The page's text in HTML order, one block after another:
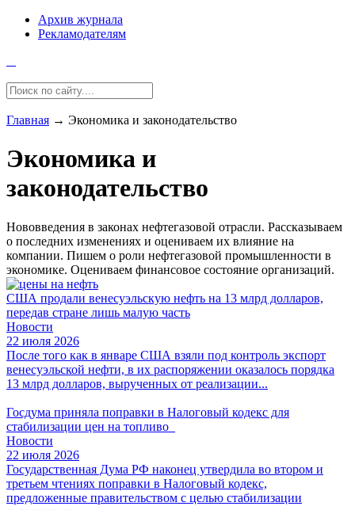
Архив журнала
Рекламодателям
Главная → Экономика и законодательство
Экономика и
законодательство
Нововведения в законах нефтегазовой отрасли. Рассказываем
о последних изменениях и оцениваем их влияние на
компании. Пишем о роли нефтегазовой промышленности в
экономике. Оцениваем финансовое состояние организаций.
США продали венесуэльскую нефть на 13 млрд долларов,
передав стране лишь малую часть
Новости
22 июля 2026
После того как в январе США взяли под контроль экспорт
венесуэльской нефти, в их распоряжении оказалось порядка
13 млрд долларов, вырученных от реализации...
Госдума приняла поправки в Налоговый кодекс для
стабилизации цен на топливо
Новости
22 июля 2026
Государственная Дума РФ наконец утвердила во втором и
третьем чтениях поправки в Налоговый кодекс,
предложенные правительством с целью стабилизации